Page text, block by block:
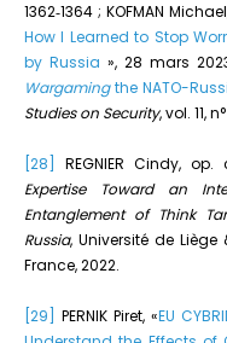
1362‑1364 ; KOFMAN
How I Learned to Stop
by Russia », 28 mars
Wargamingthe NATO-
Studies on Security, vol. 11,
[28] REGNIER Cindy, op.
Expertise Toward an
Entanglement of Think
Russia, Université de
France, 2022.
[29] PERNIK Piret, «EU